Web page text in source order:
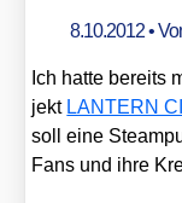
8.10.2012•
Ich hat­te bereits
jekt LANTERN
soll eine
Fans und ihre